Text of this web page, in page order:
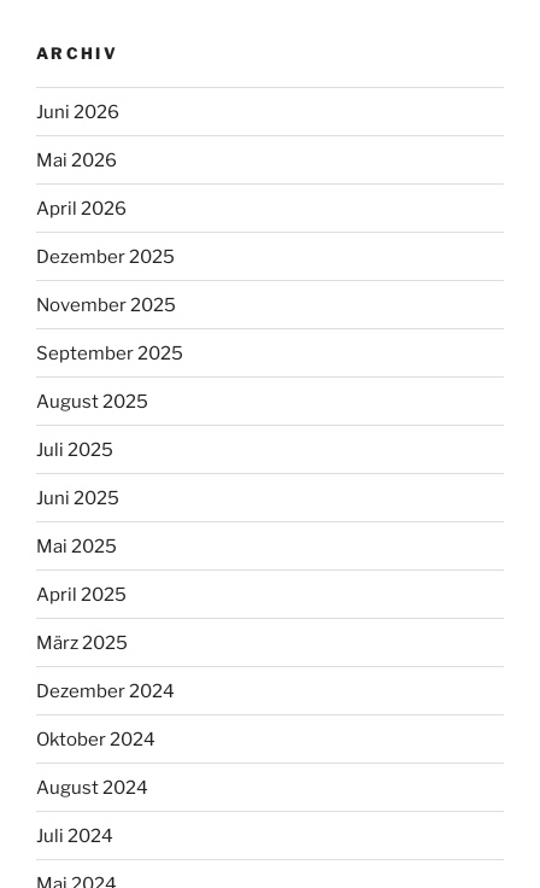
ARCHIV
Juni 2026
Mai 2026
April 2026
Dezember 2025
November 2025
September 2025
August 2025
Juli 2025
Juni 2025
Mai 2025
April 2025
März 2025
Dezember 2024
Oktober 2024
August 2024
Juli 2024